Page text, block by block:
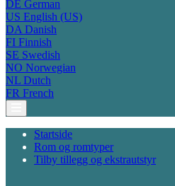
DE German
US English (US)
DA Danish
FI Finnish
SE Swedish
NO Norwegian
NL Dutch
FR French
Startside
Rom og romtyper
Tilby tillegg og ekstrautstyr